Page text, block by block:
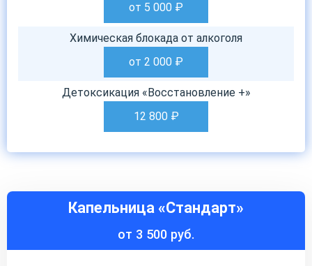
от 5 000 ₽
Химическая блокада от алкоголя
от 2 000 ₽
Детоксикация «Восстановление +»
12 800₽
Капельница «Стандарт»
от 3 500 руб.